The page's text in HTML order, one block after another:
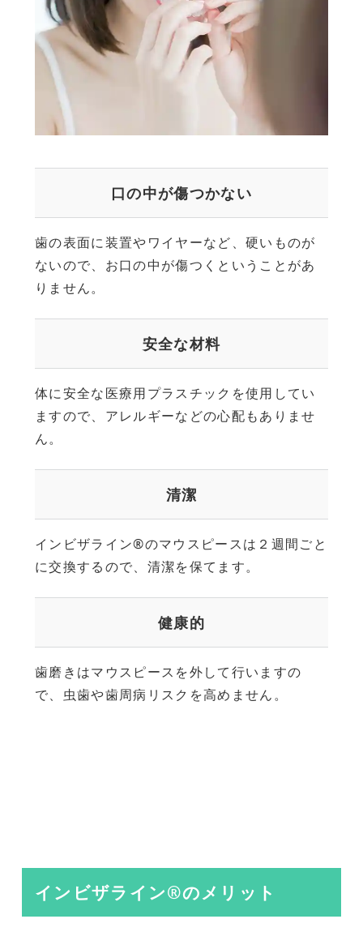
口の中が傷つかない
歯の表面に装置やワイヤーなど、硬いものが
ないので、お口の中が傷つくということがあ
りません。
安全な材料
体に安全な医療用プラスチックを使用してい
ますので、アレルギーなどの心配もありませ
ん。
清潔
インビザライン®のマウスピースは２週間ごと
に交換するので、清潔を保てます。
健康的
歯磨きはマウスピースを外して行いますの
で、虫歯や歯周病リスクを高めません。
インビザライン®のメリット